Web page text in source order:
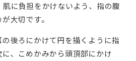
に負担をかけないよう、指の腹
大切です。
後ろにかけて円を描くように指
、こめかみから頭頂部にかけ